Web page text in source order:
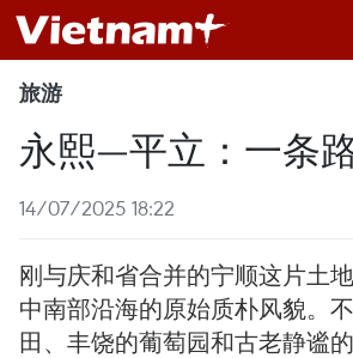
旅游
永熙—平立：一条
14/07/2025 18:22
刚与庆和省合并的宁顺这片土
中南部沿海的原始质朴风貌。
田、丰饶的葡萄园和古老静谧